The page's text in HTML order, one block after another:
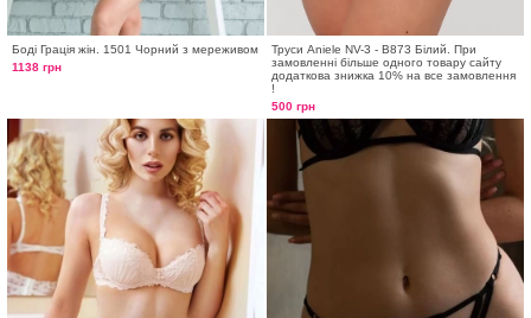
Боді Грація жін. 1501 Чорний з мереживом
1138 грн
Труси Aniele NV-3 - B873 Білий. При
замовленні більше одного товару сайту
додаткова знижка 10% на все замовлення
!
500 грн